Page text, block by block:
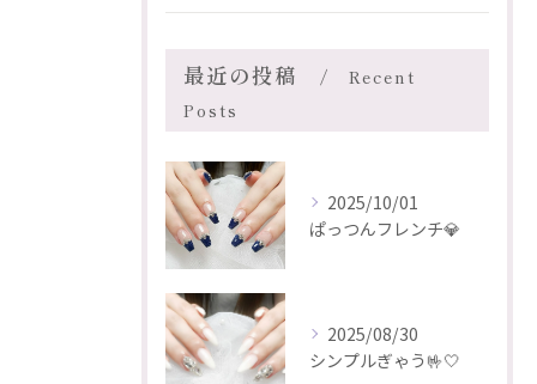
最近の投稿
Recent
Posts
2025/10/01
ぱっつんフレンチ💎
2025/08/30
シンプルぎゃう🤟🤍